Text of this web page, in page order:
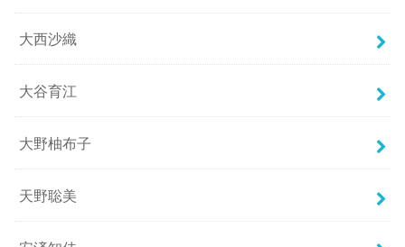
大西沙織
大谷育江
大野柚布子
天野聡美